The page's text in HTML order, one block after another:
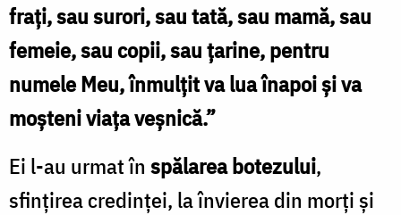
fraţi, sau surori, sau tată, sau mamă, sau
femeie, sau copii, sau ţarine, pentru
numele Meu, înmulţit va lua înapoi şi va
moşteni viaţa veşnică.”
Ei l-au urmat în spălarea botezului,
sfințirea credinței, la învierea din morți și